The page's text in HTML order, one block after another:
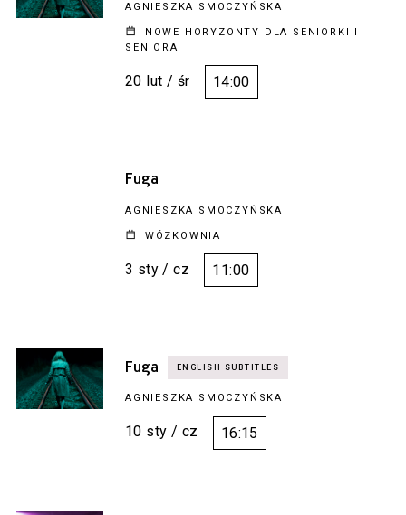
AGNIESZKA SMOCZYŃSKA
NOWE HORYZONTY DLA SENIORKI I
SENIORA
20 lut / śr 14:00
Fuga
AGNIESZKA SMOCZYŃSKA
WÓZKOWNIA
3 sty / cz 11:00
Fuga
AGNIESZKA SMOCZYŃSKA
10 sty / cz 16:15